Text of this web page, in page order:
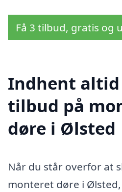
Få 3 tilbud, gratis og
Indhent
tilbud på
døre i Ølsted
Når du står overfor at
monteret døre i